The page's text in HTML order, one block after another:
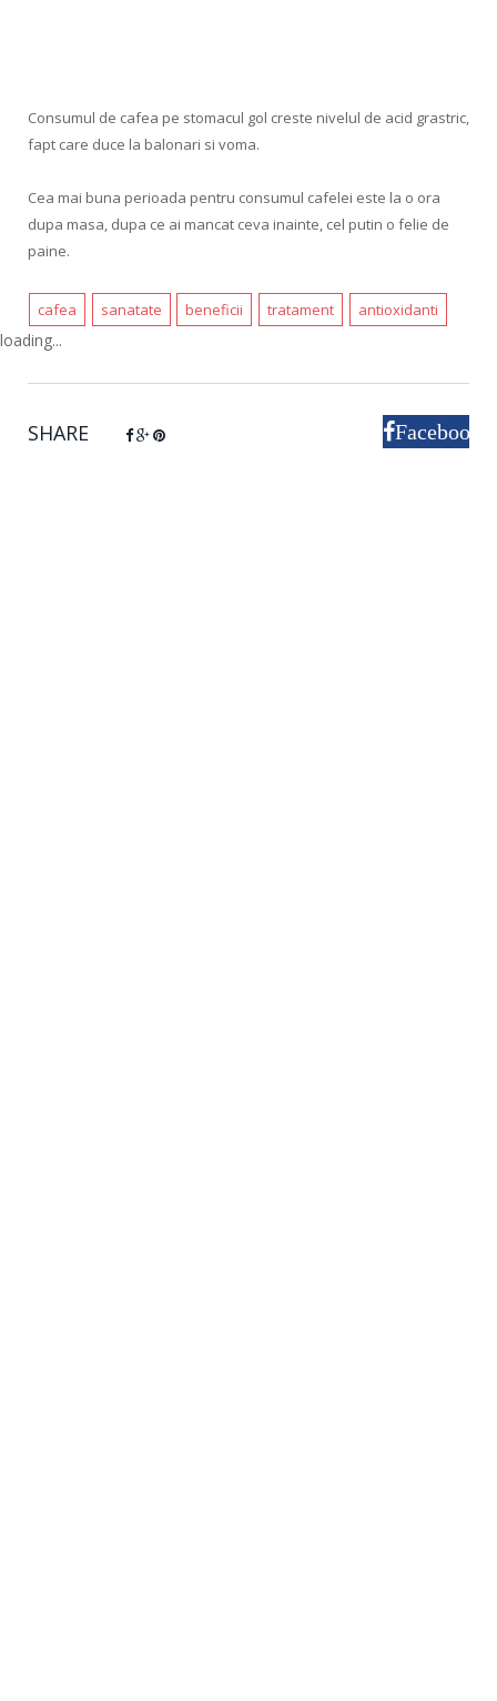
Consumul de cafea pe stomacul gol creste nivelul de acid grastric,
fapt care duce la balonari si voma.
Cea mai buna perioada pentru consumul cafelei este la o ora
dupa masa, dupa ce ai mancat ceva inainte, cel putin o felie de
paine.
cafea sanatate beneficii tratament antioxidanti
loading...
SHARE Facebook
Google+
Pinterest